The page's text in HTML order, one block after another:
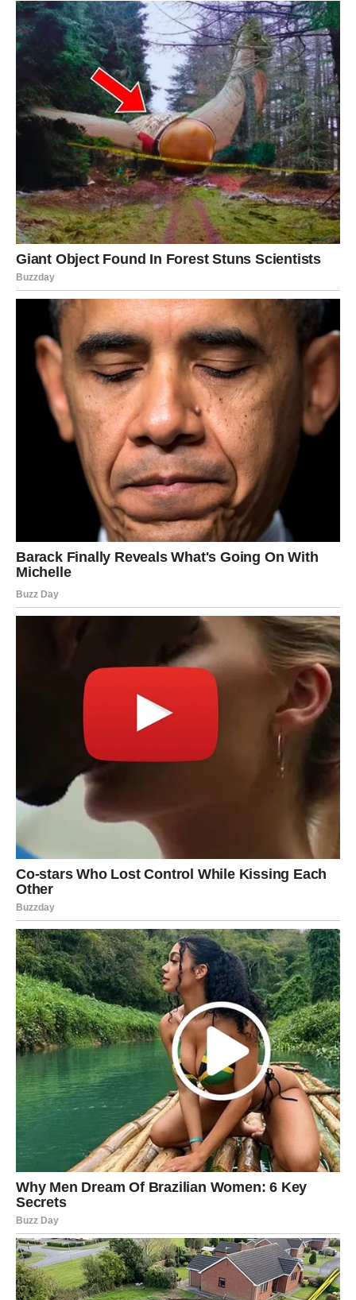
pravo neće te ponovo povrijediti istim bolom. Budućnost
ti sprema nešto ljepše, ali moraš imati hrabrosti da
prošlosti više ne daješ glavnu ulogu u svom životu.